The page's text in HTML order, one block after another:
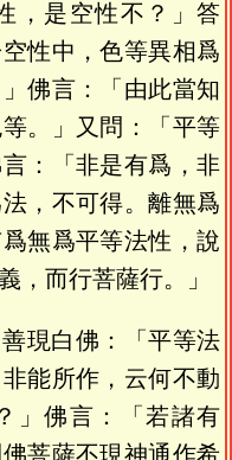
，是空性不？」答
性中，色等異相爲
佛言：「由此當知
。」又問：「平等
：「非是有爲，非
，不可得。離無爲
無爲平等法性，說
，而行菩薩行。」
現白佛：「平等法
能所作，云何不動
」佛言：「若諸有
菩薩不現神通作希